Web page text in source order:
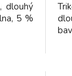
dlouhý
5 %